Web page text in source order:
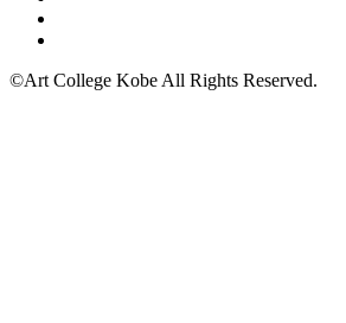
©Art College Kobe All Rights Reserved.